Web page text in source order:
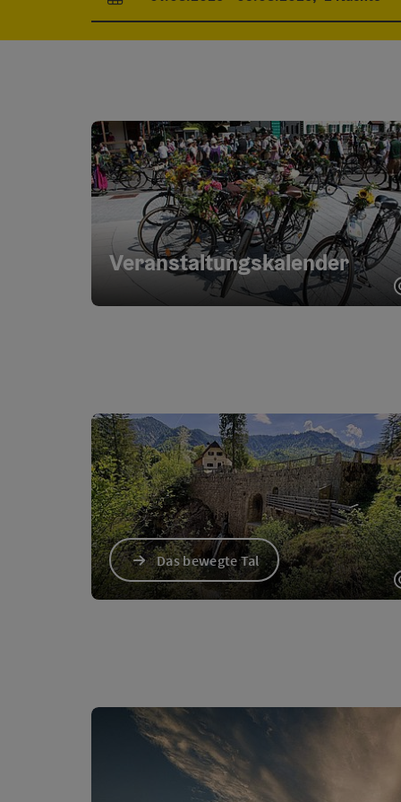
An- und Abreisefelder
Veranstaltungskalender
Das bewegte Tal